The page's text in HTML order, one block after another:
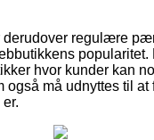
derudover regulære
popularitet.
hvor kunder kan
også må udnyttes til at